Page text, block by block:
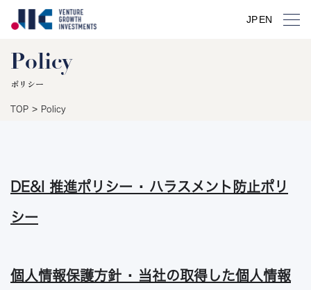
JPEN
Policy
ポリシー
TOP > Policy
DE&I 推進ポリシー ･ ハラスメント防止ポリ
シー
個人情報保護方針 ･ 当社の取得した個人情報